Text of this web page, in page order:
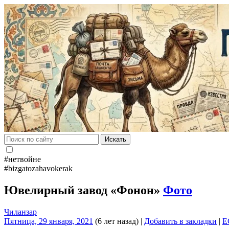
Искать
#нетвойне
#bizgatozahavokerak
Ювелирный завод «Фонон» Фото
Чиланзар
Пятница, 29 января, 2021 (6 лет назад) | Добавить в закладки |